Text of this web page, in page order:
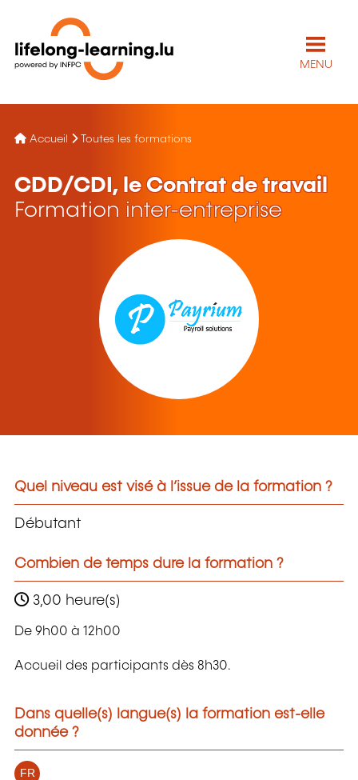
MENU
Accueil Toutes les formations
CDD/CDI, le Contrat de travail
Formation inter-entreprise
Quel niveau est visé à l’issue de la formation ?
Débutant
Combien de temps dure la formation ?
3,00 heure(s)
De 9h00 à 12h00
Accueil des participants dès 8h30.
Dans quelle(s) langue(s) la formation est-elle
donnée ?
FR